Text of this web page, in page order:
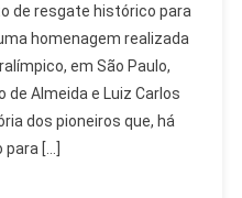
de resgate histórico para
homenagem realizada
em São Paulo,
de Almeida e Luiz Carlos
dos pioneiros que, há
[…]